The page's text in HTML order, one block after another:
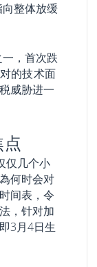
整体放缓
，首次跌
的技术面
威胁进一
仅几个小
何时会对
间表，令
，针对加
3月4日生